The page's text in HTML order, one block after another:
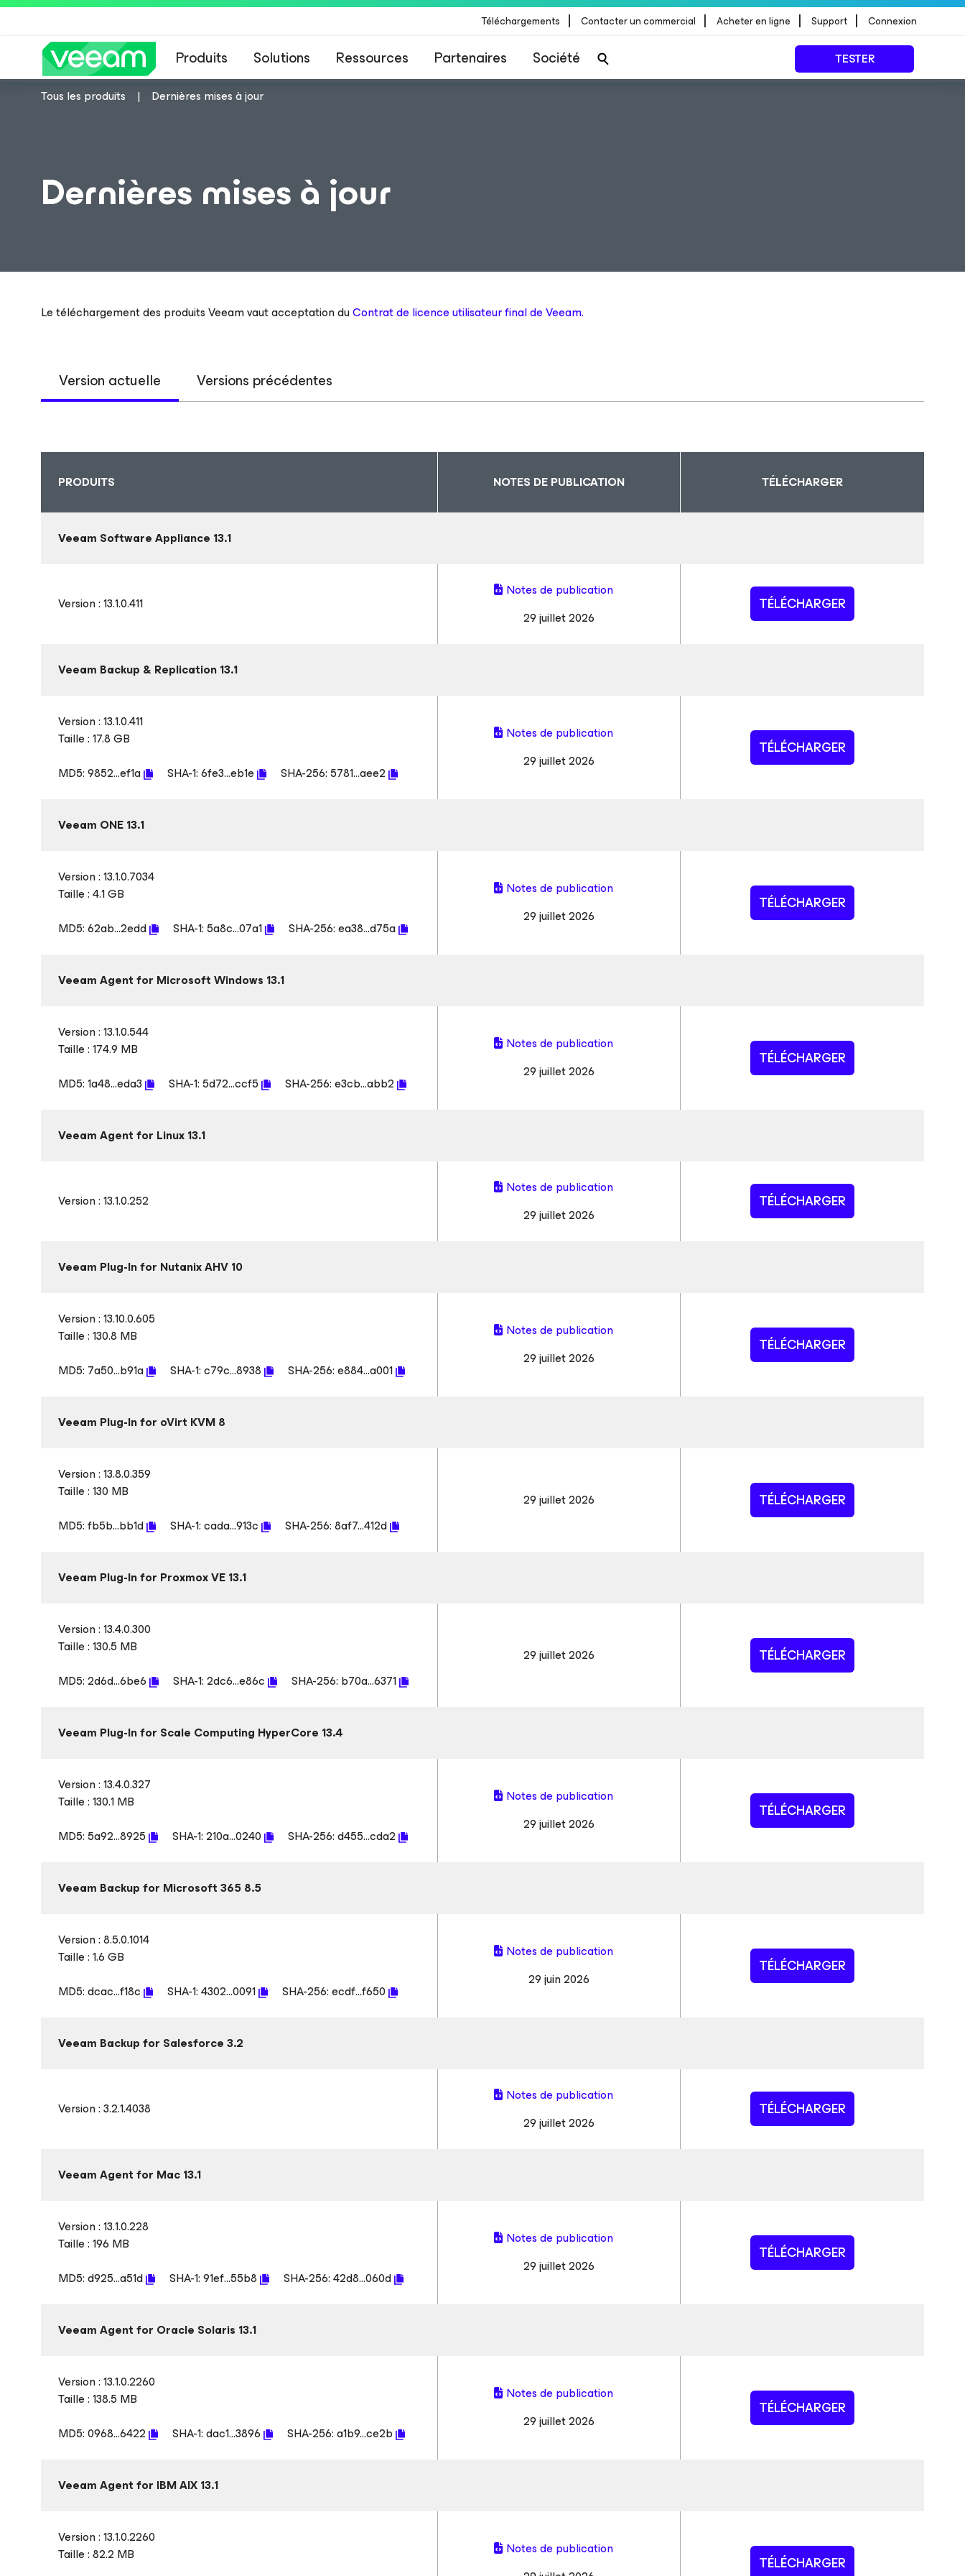
Téléchargements | Contacter un commercial | Acheter en ligne | Support | Connexion
Produits Solutions Ressources Partenaires Société
TESTER
Tous les produits
Dernières mises à jour
Dernières mises à jour
Le téléchargement des produits Veeam vaut acceptation duContrat de licence utilisateur final de Veeam.
Version actuelle Versions précédentes
PRODUITS NOTES DE PUBLICATION TÉLÉCHARGER
Veeam Software Appliance 13.1
Version : 13.1.0.411
Notes de publication
29 juillet 2026
TÉLÉCHARGER
Veeam Backup & Replication 13.1
Version : 13.1.0.411
Taille : 17.8 GB
MD5:9852...ef1a SHA-1:6fe3...eb1e SHA-256:5781...aee2
Notes de publication
29 juillet 2026
TÉLÉCHARGER
Veeam ONE 13.1
Version : 13.1.0.7034
Taille : 4.1 GB
MD5:62ab...2edd SHA-1:5a8c...07a1 SHA-256:ea38...d75a
Notes de publication
29 juillet 2026
TÉLÉCHARGER
Veeam Agentfor Microsoft Windows 13.1
Version : 13.1.0.544
Taille : 174.9 MB
MD5:1a48...eda3 SHA-1:5d72...ccf5 SHA-256:e3cb...abb2
Notes de publication
29 juillet 2026
TÉLÉCHARGER
Veeam Agentfor Linux13.1
Version : 13.1.0.252
Notes de publication
29 juillet 2026
TÉLÉCHARGER
Veeam Plug-Infor Nutanix AHV10
Version : 13.10.0.605
Taille : 130.8 MB
MD5: 7a50...b91a SHA-1:c79c...8938 SHA-256:e884...a001
Notes de publication
29 juillet 2026
TÉLÉCHARGER
Veeam Plug-Infor oVirt KVM8
Version : 13.8.0.359
Taille : 130 MB
MD5:fb5b...bb1d SHA-1:cada...913c SHA-256:8af7...412d
29 juillet 2026 TÉLÉCHARGER
Veeam Plug-Infor Proxmox VE13.1
Version : 13.4.0.300
Taille : 130.5 MB
MD5:2d6d...6be6 SHA-1:2dc6...e86c SHA-256: b70a...6371
29 juillet 2026 TÉLÉCHARGER
Veeam Plug-Infor Scale Computing HyperCore 13.4
Version : 13.4.0.327
Taille : 130.1 MB
MD5:5a92...8925 SHA-1:210a...0240 SHA-256:d455...cda2
Notes de publication
29 juillet 2026
TÉLÉCHARGER
Veeam Backupfor Microsoft 3658.5
Version : 8.5.0.1014
Taille : 1.6 GB
MD5:dcac...f18c SHA-1:4302...0091 SHA-256:ecdf...f650
Notes de publication
29 juin 2026
TÉLÉCHARGER
Veeam Backupfor Salesforce3.2
Version : 3.2.1.4038
Notes de publication
29 juillet 2026
TÉLÉCHARGER
Veeam Agentfor Mac13.1
Version : 13.1.0.228
Taille : 196 MB
MD5:d925...a51d SHA-1:91ef...55b8 SHA-256:42d8...060d
Notes de publication
29 juillet 2026
TÉLÉCHARGER
Veeam Agentfor Oracle Solaris 13.1
Version : 13.1.0.2260
Taille : 138.5 MB
MD5:0968...6422 SHA-1:dac1...3896 SHA-256:a1b9...ce2b
Notes de publication
29 juillet 2026
TÉLÉCHARGER
Veeam Agentfor IBM AIX13.1
Version : 13.1.0.2260
Taille : 82.2 MB
Notes de publication
TÉLÉCHARGER